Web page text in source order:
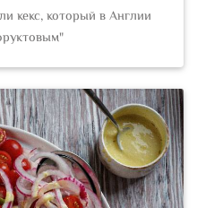
кекс, который в Англии